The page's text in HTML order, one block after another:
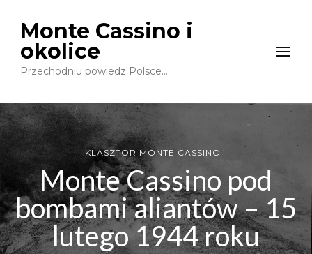
Monte Cassino i
okolice
Przechodniu powiedz Polsce…
KLASZTOR MONTE CASSINO
Monte Cassino pod
bombami aliantów – 15
lutego 1944 roku